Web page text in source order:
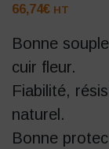
66,74€ HT
Bonne
cuir fleur.
Fiabilité,
naturel.
Bonne